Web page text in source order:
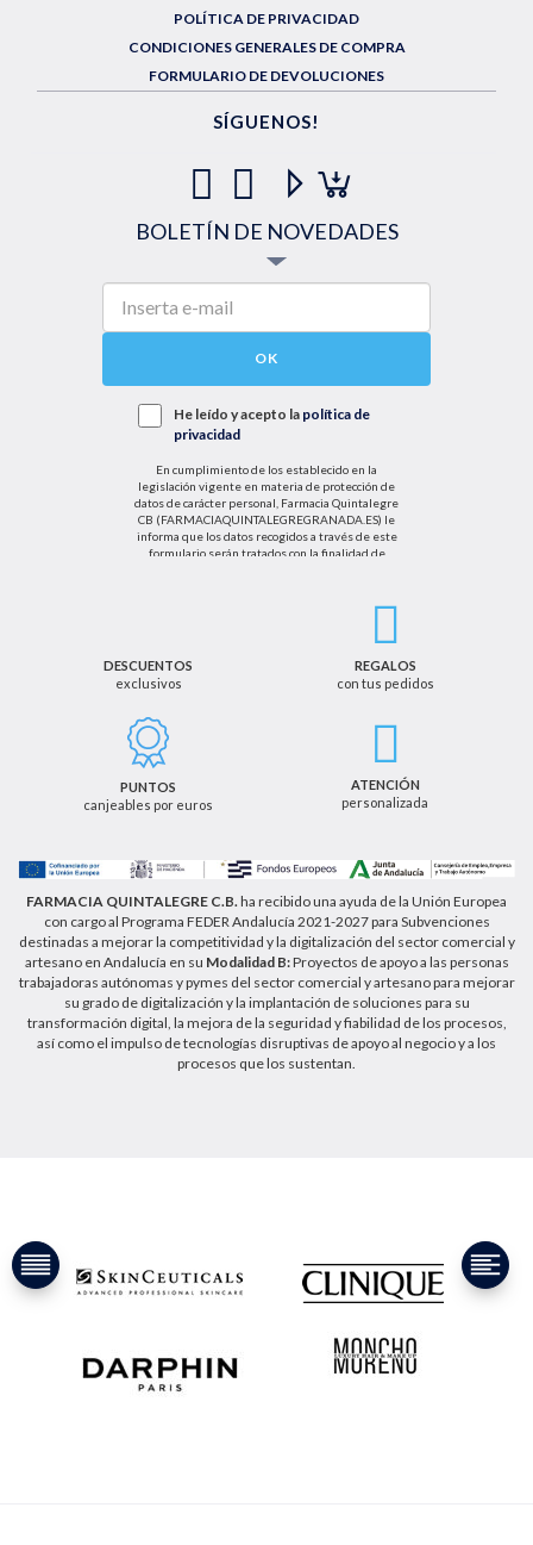
POLÍTICA DE PRIVACIDAD
CONDICIONES GENERALES DE COMPRA
FORMULARIO DE DEVOLUCIONES
SÍGUENOS!
BOLETÍN DE NOVEDADES
OK
He leído y acepto la política de
privacidad
En cumplimiento de los establecido en la
legislación vigente en materia de protección de
datos de carácter personal, Farmacia Quintalegre
CB (FARMACIAQUINTALEGREGRANADA.ES) le
informa que los datos recogidos a través de este
formulario serán tratados con la finalidad de
el tratamiento de sus datos personales se basará
cancelación u oposición, así como los derechos
adicionales que le asisten a través de la dirección
de email info@farmaciaquintalegregranada.es, así
como a través de los medios detallados en la
información adicional sobre nuestra política de
privacidad que puede consultar en la dirección web
DESCUENTOS
exclusivos
REGALOS
con tus pedidos
PUNTOS
canjeables por euros
ATENCIÓN
personalizada
FARMACIA QUINTALEGRE C.B.ha recibido una ayuda de la Unión Europea
con cargo al Programa FEDER Andalucía 2021-2027 para Subvenciones
destinadas a mejorar la competitividad y la digitalización del sector comercial y
artesano en Andalucía en su Modalidad B:Proyectos de apoyo a las personas
trabajadoras autónomas y pymes del sector comercial y artesano para mejorar
su grado de digitalización y la implantación de soluciones para su
transformación digital, la mejora de la seguridad y fiabilidad de los procesos,
así como el impulso de tecnologías disruptivas de apoyo al negocio y a los
procesos que los sustentan.